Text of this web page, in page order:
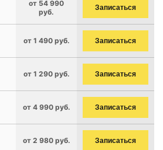
от 54 990
руб.
Записаться
от 1 490 руб. Записаться
от 1 290 руб. Записаться
от 4 990 руб. Записаться
от 2 980 руб. Записаться